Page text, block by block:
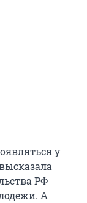
у
РФ
А